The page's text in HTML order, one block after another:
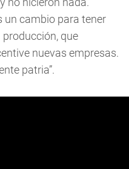
un cambio para tener
producción, que
nuevas empresas.
patria”.